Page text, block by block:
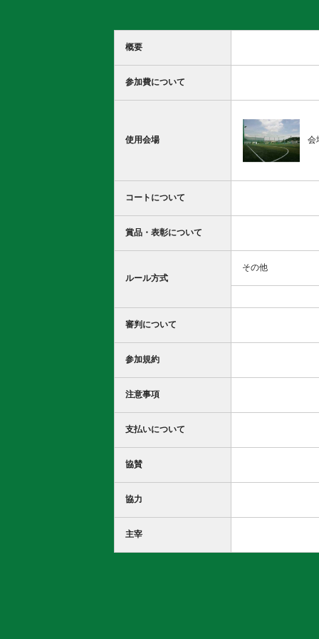
概要
参加費について
使用会場 会
コートについて
賞品・表彰について
ルール方式
その他
審判について
参加規約
注意事項
支払いについて
協賛
協力
主宰